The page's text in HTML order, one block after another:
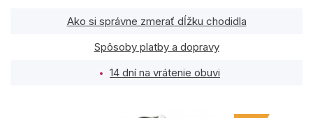
Ako si správne zmerať dĺžku chodidla
Spôsoby platby a dopravy
14 dní na vrátenie obuvi